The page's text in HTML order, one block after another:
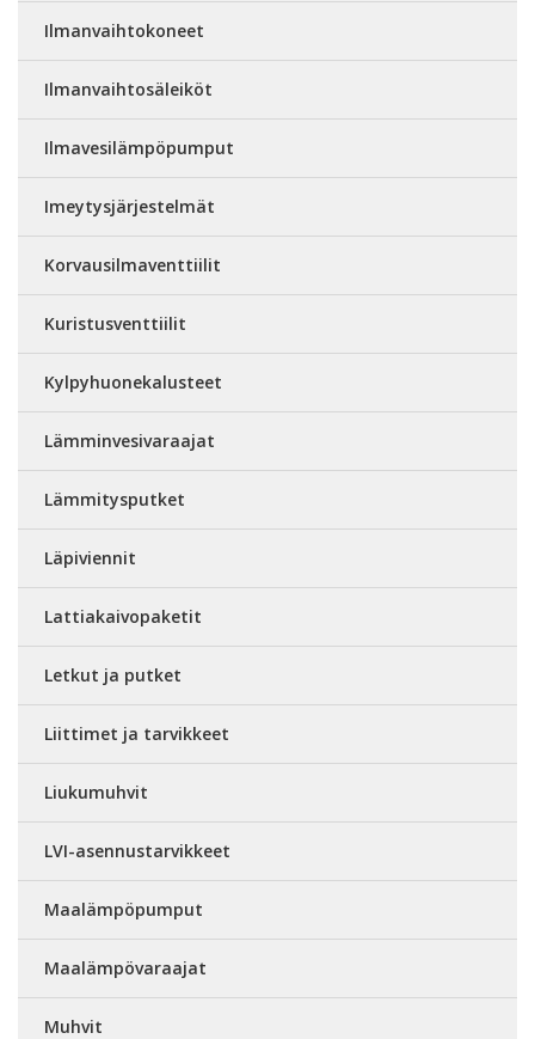
Ilmanvaihtokoneet
Ilmanvaihtosäleiköt
Ilmavesilämpöpumput
Imeytysjärjestelmät
Korvausilmaventtiilit
Kuristusventtiilit
Kylpyhuonekalusteet
Lämminvesivaraajat
Lämmitysputket
Läpiviennit
Lattiakaivopaketit
Letkut ja putket
Liittimet ja tarvikkeet
Liukumuhvit
LVI-asennustarvikkeet
Maalämpöpumput
Maalämpövaraajat
Muhvit